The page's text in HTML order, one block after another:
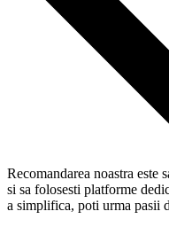
Recomandarea noastra este
si sa folosesti platforme
a simplifica, poti urma pasii